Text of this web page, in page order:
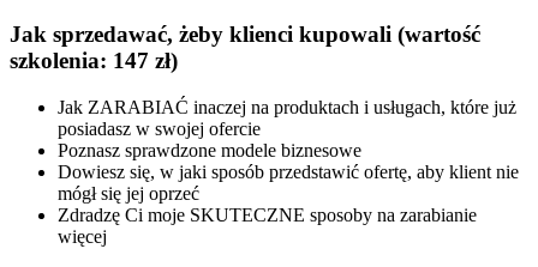
Jak sprzedawać, żeby klienci kupowali (wartość
szkolenia: 147 zł)
Jak ZARABIAĆ inaczej na produktach i usługach, które już
posiadasz w swojej ofercie
Poznasz sprawdzone modele biznesowe
Dowiesz się, w jaki sposób przedstawić ofertę, aby klient nie
mógł się jej oprzeć
Zdradzę Ci moje SKUTECZNE sposoby na zarabianie
więcej